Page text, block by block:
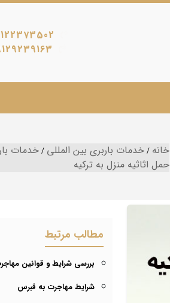
خانه خدمات باربری بین المللی خدمات
حمل اثاثیه منزل به ترکیه
مطالب مرتبط
بررسی شرایط و قوانین
شرایط مهاجرت به قبرس